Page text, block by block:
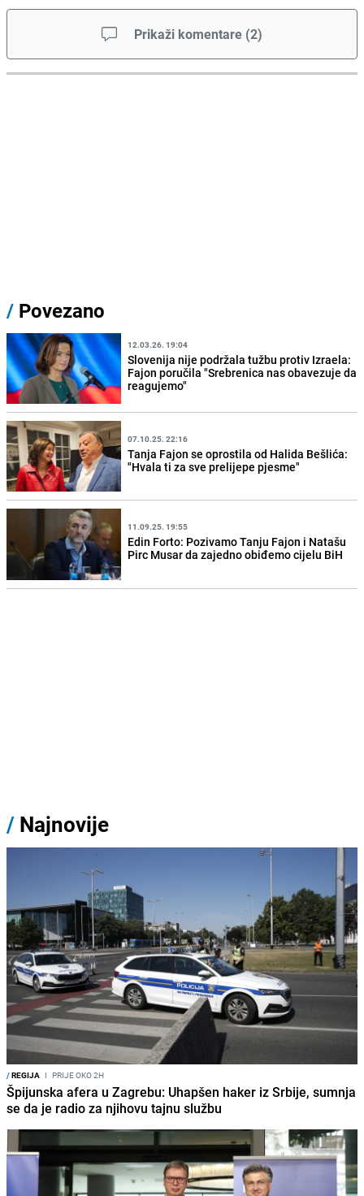
Prikaži komentare (2)
/ Povezano
12.03.26. 19:04
Slovenija nije podržala tužbu protiv Izraela:
Fajon poručila "Srebrenica nas obavezuje da
reagujemo"
07.10.25. 22:16
Tanja Fajon se oprostila od Halida Bešlića:
"Hvala ti za sve prelijepe pjesme"
11.09.25. 19:55
Edin Forto: Pozivamo Tanju Fajon i Natašu
Pirc Musar da zajedno obiđemo cijelu BiH
/ Najnovije
/REGIJA I PRIJE OKO 2H
Špijunska afera u Zagrebu: Uhapšen haker iz Srbije, sumnja
se da je radio za njihovu tajnu službu